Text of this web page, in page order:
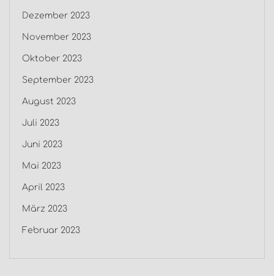
Dezember 2023
November 2023
Oktober 2023
September 2023
August 2023
Juli 2023
Juni 2023
Mai 2023
April 2023
März 2023
Februar 2023